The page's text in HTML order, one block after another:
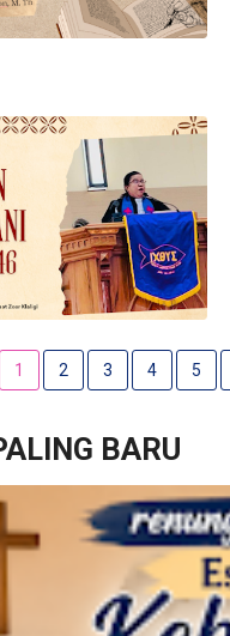
1 2 3 4 5
BARU